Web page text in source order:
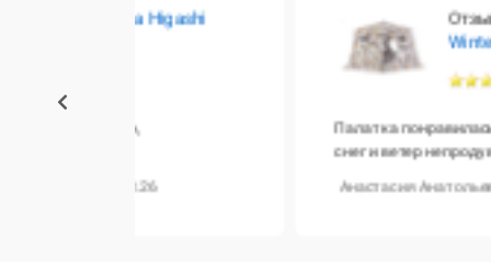
Зимняя
Winter Camo Chum Pro
Палатка понравилась, ткань плотная,
снег и ветер не продувает. Спасибо за
Анастасия Анатольевна | г.Уссурийск |